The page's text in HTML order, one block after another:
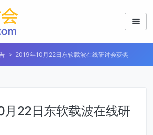
2019年10月22日东软载波在线研讨会获奖
月22日东软载波在线研